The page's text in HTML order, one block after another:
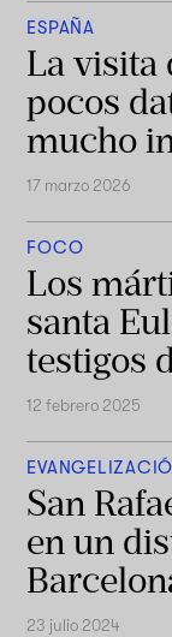
ESPAÑA
La visita
pocos
mucho
17 marzo 2026
FOCO
Los
santa
testigos
12 febrero 2025
San
en un
23 julio 2024